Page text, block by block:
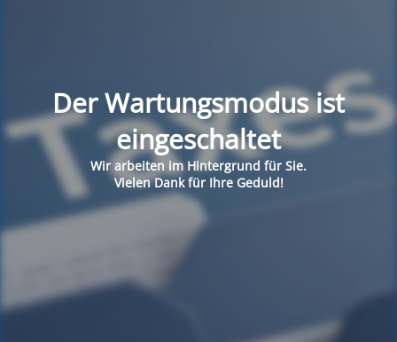
Der Wartungsmodus ist
eingeschaltet
Wir arbeiten im Hintergrund für Sie.
Vielen Dank für Ihre Geduld!